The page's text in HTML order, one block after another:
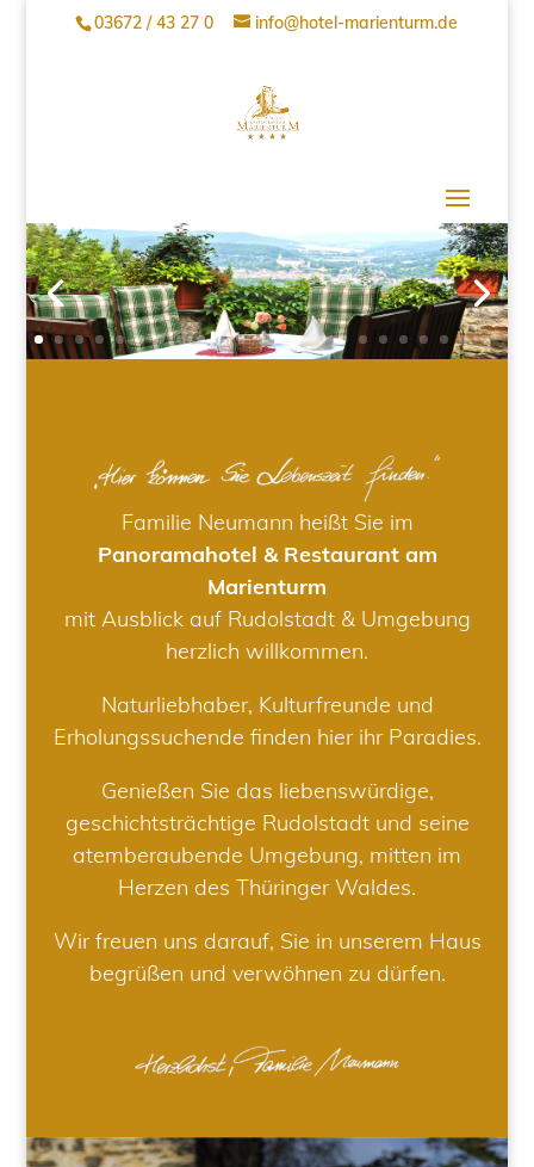
03672 / 43 27 0 info@hotel-marienturm.de
Familie Neumann heißt Sie im
Panoramahotel & Restaurant am
Marienturm
mit Ausblick auf Rudolstadt & Umgebung
herzlich willkommen.
Naturliebhaber, Kulturfreunde und
Erholungssuchende finden hier ihr Paradies.
Genießen Sie das liebenswürdige,
geschichtsträchtige Rudolstadt und seine
atemberaubende Umgebung, mitten im
Herzen des Thüringer Waldes.
Wir freuen uns darauf, Sie in unserem Haus
begrüßen und verwöhnen zu dürfen.